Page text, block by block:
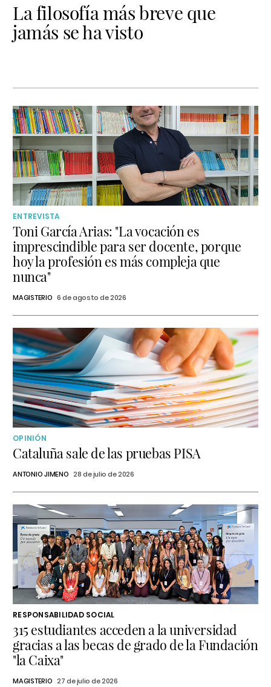
La filosofía más breve que
jamás se ha visto
ENTREVISTA
Toni García Arias: "La vocación es
imprescindible para ser docente, porque
hoy la profesión es más compleja que
nunca"
MAGISTERIO 6 de agosto de 2026
OPINIÓN
Cataluña sale de las pruebas PISA
ANTONIO JIMENO 28 de julio de 2026
RESPONSABILIDAD SOCIAL
315 estudiantes acceden a la universidad
gracias a las becas de grado de la Fundación
"la Caixa"
MAGISTERIO 27 de julio de 2026